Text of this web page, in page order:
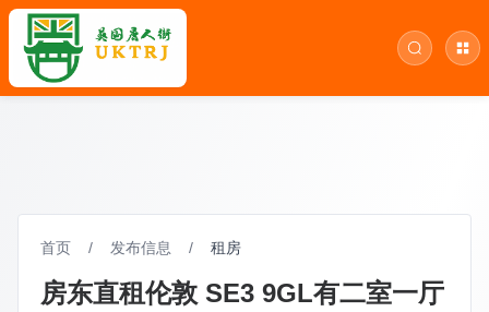
首页 / 发布信息 / 租房
房东直租伦敦 SE3 9GL有二室一厅